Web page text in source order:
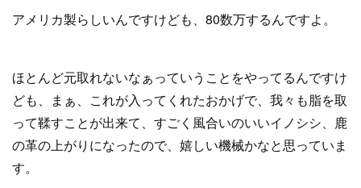
アメリカ製らしいんですけども、80数万するんですよ。
ほとんど元取れないなぁっていうことをやってるんですけ
ども、まぁ、これが入ってくれたおかげで、我々も脂を取
って鞣すことが出来て、すごく風合いのいいイノシシ、鹿
の革の上がりになったので、嬉しい機械かなと思っていま
す。